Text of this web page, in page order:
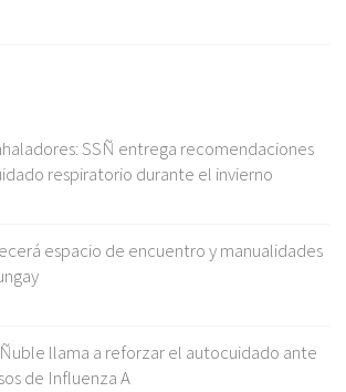
SSÑ entrega recomendaciones
respiratorio durante el invierno
espacio de encuentro y manualidades
llama a reforzar el autocuidado ante
de Influenza A